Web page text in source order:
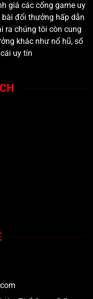
giá các cổng game uy
đổi thưởng hấp dẫn
ra chúng tôi còn cung
khác như nổ hũ, số
uy tín